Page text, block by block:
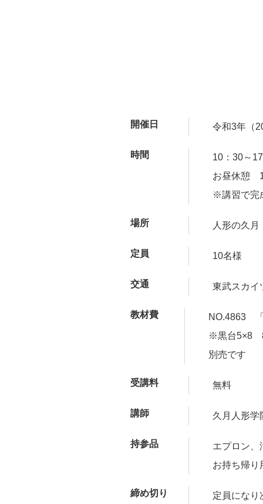
開催日 令和3年（
時間
10：30～
お昼休憩
※講習で完
場所 人形の久
定員 10名様
交通 東武スカイ
教材費
NO.4863
※黒台5×8
別売です
受講料 無料
講師 久月人形
持参品
エプロン、
お持ち帰り
締め切り 定員になり